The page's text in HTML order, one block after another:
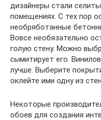
дизайнеры стали
помещениях. С тех пор
необряботанные
Вовсе необязательно
голую стену. Можно
сымитирует его.
лучше. Выберите
оклейте ими одну из стен
Некоторые
обоев для создания